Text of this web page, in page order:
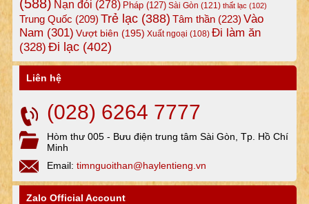
(588) Nạn đói (278) Pháp(127) Sài Gòn (121) thất lạc (102)
Trung Quốc (209) Trẻ lạc(388) Tâm thần(223) Vào
Nam (301) Vượt biên (195) Xuất ngoại (108) Đi làm ăn
(328) Đi lạc(402)
Liên hệ
(028) 6264 7777
Hòm thư 005 - Bưu điện trung tâm Sài Gòn, Tp. Hồ Chí
Minh
Email: timnguoithan@haylentieng.vn
Zalo Official Account